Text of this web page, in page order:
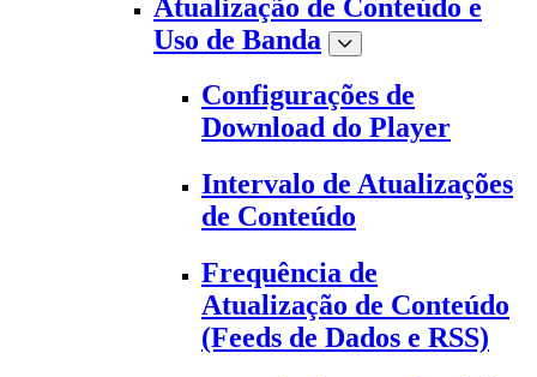
Atualização de Conteúdo e
Uso de Banda
Configurações de
Download do Player
Intervalo de Atualizações
de Conteúdo
Frequência de
Atualização de Conteúdo
(Feeds de Dados e RSS)